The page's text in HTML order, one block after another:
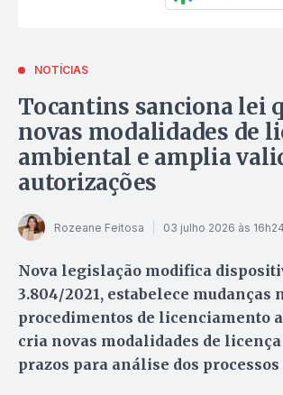
NOTÍCIAS
Tocantins sanciona lei
novas modalidades de
ambiental e amplia
autorizações
Rozeane Feitosa 03 julho 2026 às 16h24
Nova legislação modifica
3.804/2021, estabelece mudanças
procedimentos de licenciamento
cria novas modalidades de
prazos para análise dos processos